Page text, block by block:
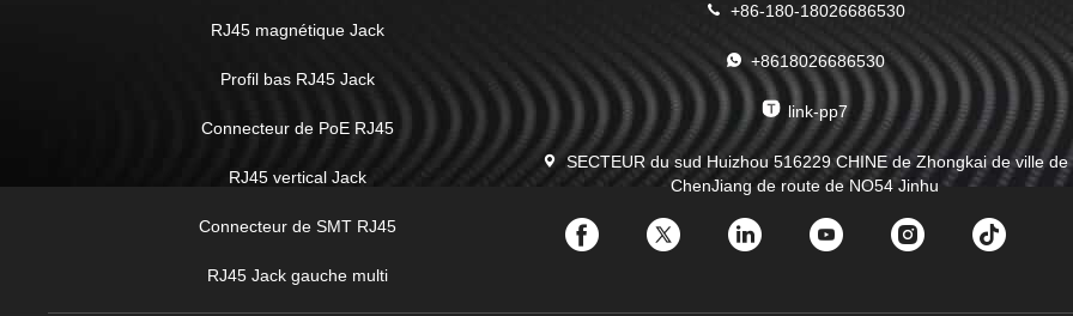
RJ45 magnétique Jack
Profil bas RJ45 Jack
Connecteur de PoE RJ45
RJ45 vertical Jack
Connecteur de SMT RJ45
RJ45 Jack gauche multi
+86-180-18026686530
+8618026686530
link-pp7
SECTEUR du sud Huizhou 516229 CHINE de Zhongkai de ville de
ChenJiang de route de NO54 Jinhu